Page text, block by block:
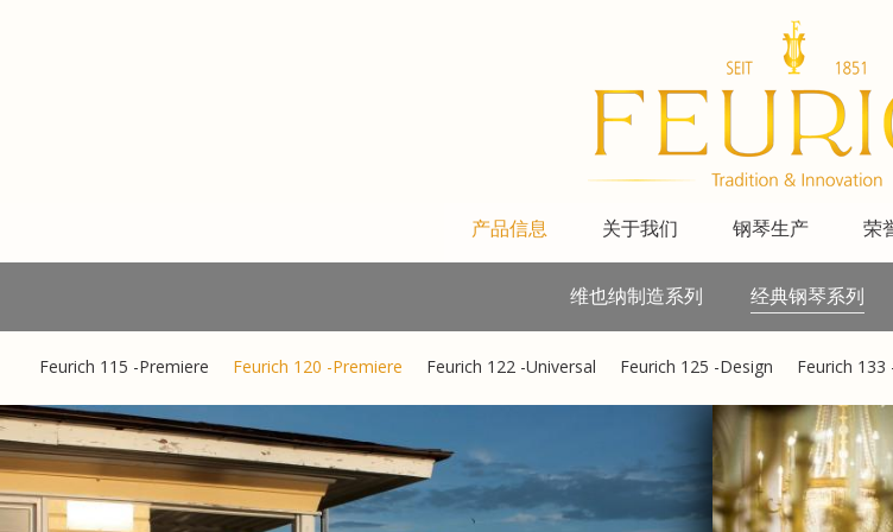
产品信息
维也纳制造系列 经典钢琴系列
关于我们 钢琴生产 荣
Feurich 115 -Premiere Feurich 120 -Premiere Feurich 122 -Universal Feurich 125 -Design Feurich 133